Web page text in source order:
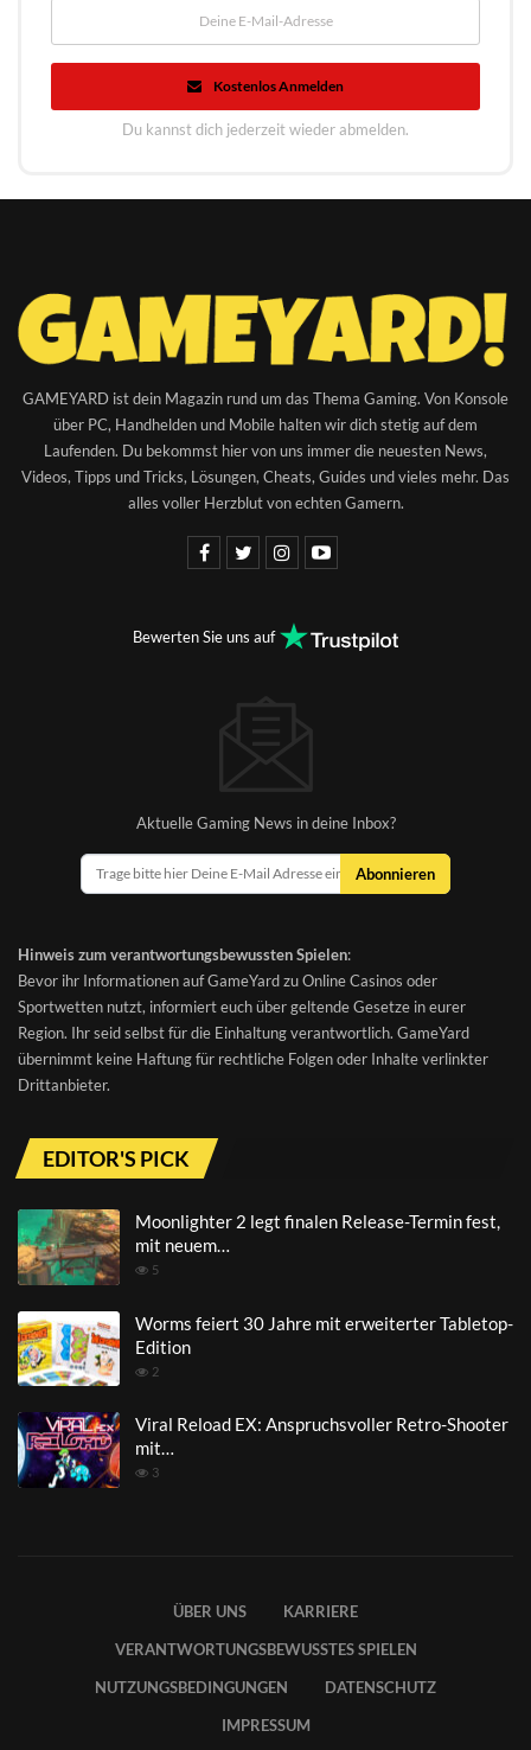
Kostenlos Anmelden
Du kannst dich jederzeit wieder abmelden.
GAMEYARD ist dein Magazin rund um das Thema Gaming. Von Konsole
über PC, Handhelden und Mobile halten wir dich stetig auf dem
Laufenden. Du bekommst hier von uns immer die neuesten News,
Videos, Tipps und Tricks, Lösungen, Cheats, Guides und vieles mehr. Das
alles voller Herzblut von echten Gamern.
Bewerten Sie uns auf
Aktuelle Gaming News in deine Inbox?
Abonnieren
Hinweis zum verantwortungsbewussten Spielen:
Bevor ihr Informationen auf GameYard zu Online Casinos oder
Sportwetten nutzt, informiert euch über geltende Gesetze in eurer
Region. Ihr seid selbst für die Einhaltung verantwortlich. GameYard
übernimmt keine Haftung für rechtliche Folgen oder Inhalte verlinkter
Drittanbieter.
EDITOR'S PICK
Moonlighter 2 legt finalen Release-Termin fest,
mit neuem…
5
Worms feiert 30 Jahre mit erweiterter Tabletop-
Edition
2
Viral Reload EX: Anspruchsvoller Retro-Shooter
mit…
3
ÜBER UNS
KARRIERE
VERANTWORTUNGSBEWUSSTES SPIELEN
NUTZUNGSBEDINGUNGEN
DATENSCHUTZ
IMPRESSUM